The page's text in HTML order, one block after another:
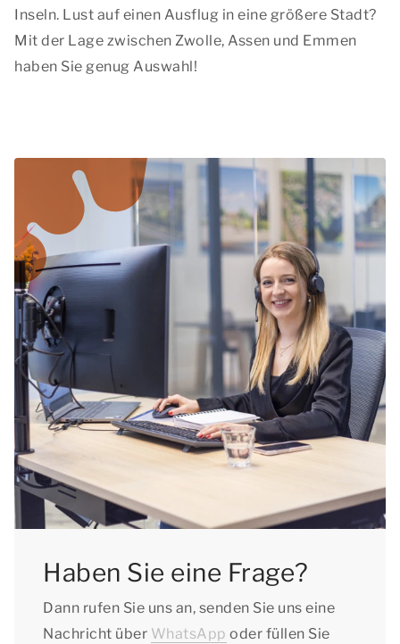
Inseln. Lust auf einen Ausflug in eine größere Stadt?
Mit der Lage zwischen Zwolle, Assen und Emmen
haben Sie genug Auswahl!
Haben Sie eine Frage?
Dann rufen Sie uns an, senden Sie uns eine
Nachricht über WhatsApp oder füllen Sie